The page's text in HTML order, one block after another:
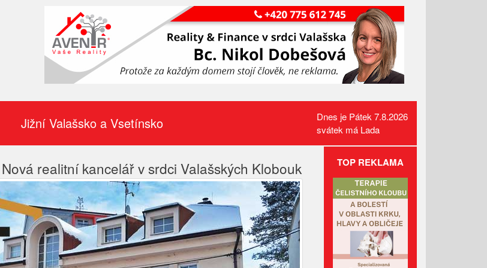
Požár pole v Lidečku vznikl při
sklizňových pracích. Oheň
zastavili hasiči
Kamerový systém nově dohlíží
na skatepark v Luhačovicích
Jižní Valašsko a Vsetínsko
Dnes je Pátek 7.8.2026
svátek má Lada
realitní kancelář v srdci Valašských Klobouk TOP REKLAMA